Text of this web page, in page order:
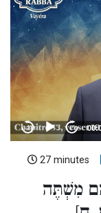
27 minutes
מִשְׁתֶּה